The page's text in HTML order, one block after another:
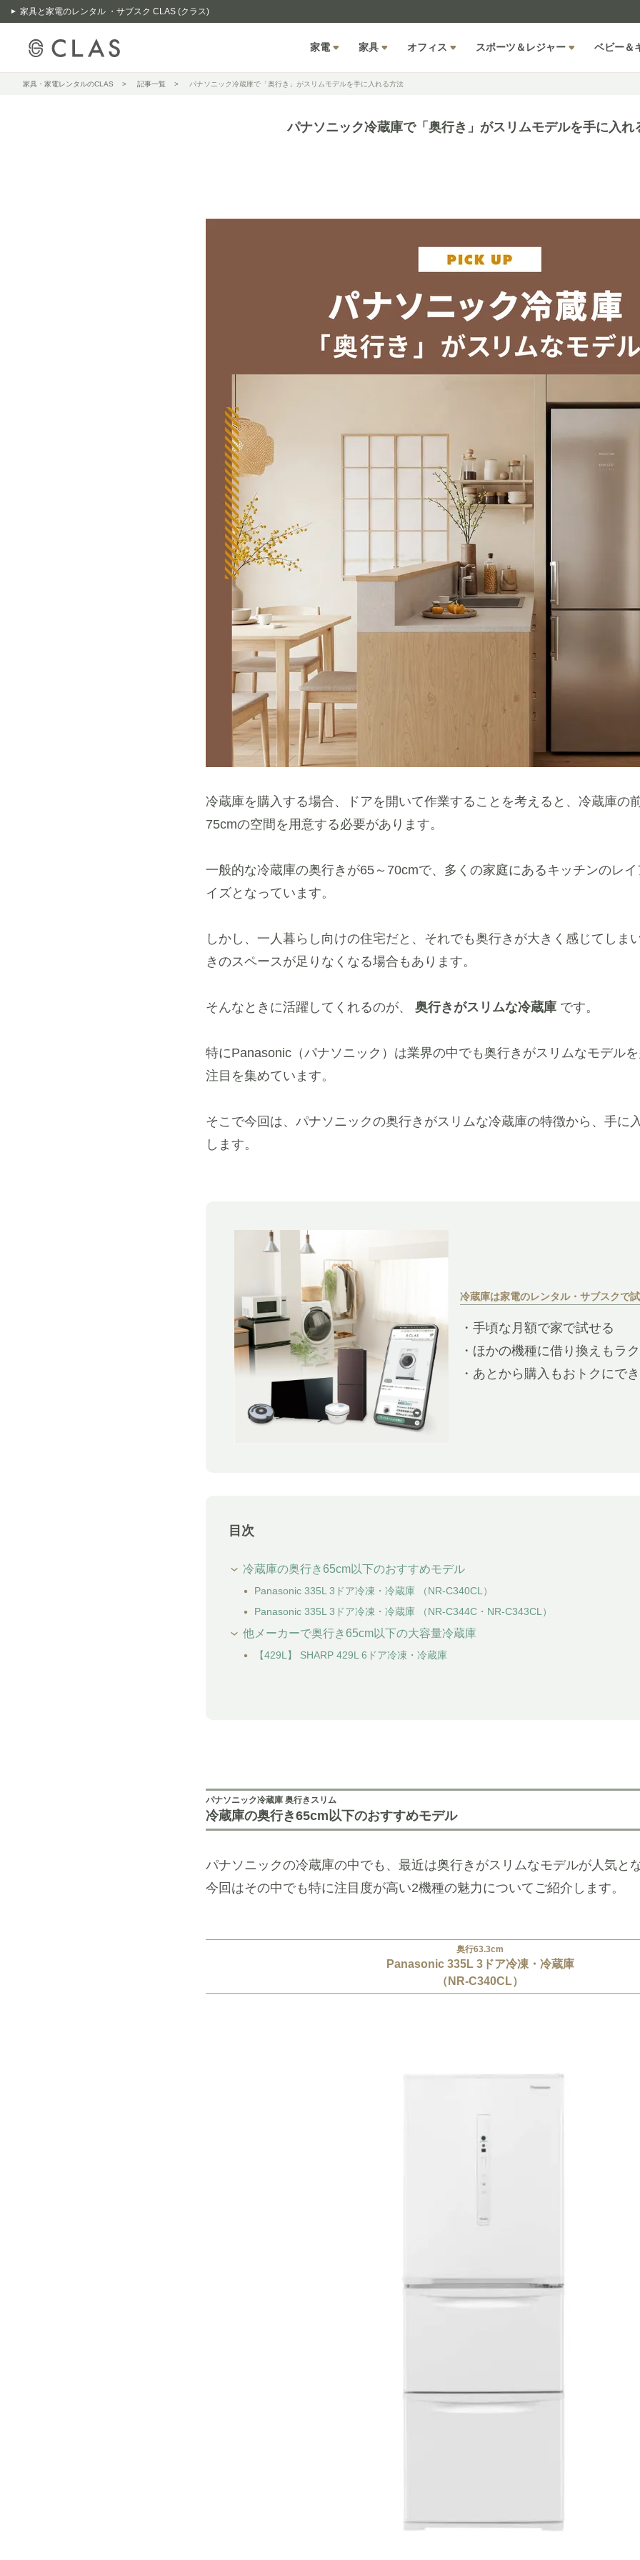
家具と家電のレンタル ・サブスク CLAS (クラス)
家電 家具 オフィス スポーツ＆レジャー ベビー＆
家具・家電レンタルのCLAS 記事一覧 パナソニック冷蔵庫で「奥行き」がスリムモデルを手に入れる方法
パナソニック冷蔵庫で「奥行き」がスリムモデルを手に入れ
冷蔵庫を購入する場合、ドアを開いて作業することを考えると、冷蔵庫の
75cmの空間を用意する必要があります。
一般的な冷蔵庫の奥行きが65～70cmで、多くの家庭にあるキッチンのレ
イズとなっています。
しかし、一人暮らし向けの住宅だと、それでも奥行きが大きく感じてしま
きのスペースが足りなくなる場合もあります。
そんなときに活躍してくれるのが、 奥行きがスリムな冷蔵庫 です。
特にPanasonic（パナソニック）は業界の中でも奥行きがスリムなモデル
注目を集めています。
そこで今回は、パナソニックの奥行きがスリムな冷蔵庫の特徴から、手に
します。
冷蔵庫は家電のレンタル・サブスクで
・手頃な月額で家で試せる
・ほかの機種に借り換えもラク
・あとから購入もおトクにで
目次
冷蔵庫の奥行き65cm以下のおすすめモデル
Panasonic 335L 3ドア冷凍・冷蔵庫 （NR-C340CL）
Panasonic 335L 3ドア冷凍・冷蔵庫 （NR-C344C・NR-C343CL）
他メーカーで奥行き65cm以下の大容量冷蔵庫
【429L】 SHARP 429L 6ドア冷凍・冷蔵庫
パナソニック冷蔵庫 奥行きスリム
冷蔵庫の奥行き65cm以下のおすすめモデル
パナソニックの冷蔵庫の中でも、最近は奥行きがスリムなモデルが人気と
今回はその中でも特に注目度が高い2機種の魅力についてご紹介します。
奥行63.3cm
Panasonic 335L 3ドア冷凍・冷蔵庫
（NR-C340CL）